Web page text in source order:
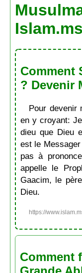
Islam.ms
Comment
? Devenir
Pour devenir
en y croyant: Je
dieu que Dieu
est le
pas à
appelle le
Gaacim, le
Dieu.
https://
Comment